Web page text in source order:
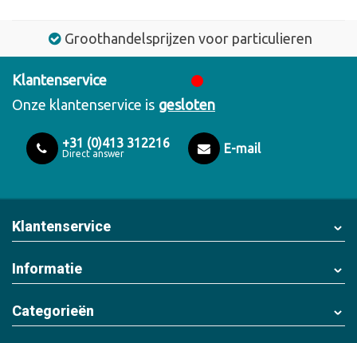
Groothandelsprijzen voor particulieren
Klantenservice
Onze klantenservice is gesloten
+31 (0)413 312216
Direct answer E-mail
Klantenservice
Informatie
Categorieën